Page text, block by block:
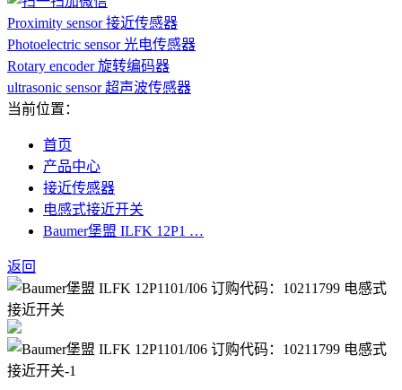
Proximity sensor 接近传感器
Photoelectric sensor 光电传感器
Rotary encoder 旋转编码器
ultrasonic sensor 超声波传感器
当前位置：
首页
产品中心
接近传感器
电感式接近开关
Baumer堡盟 ILFK 12P1 …
返回